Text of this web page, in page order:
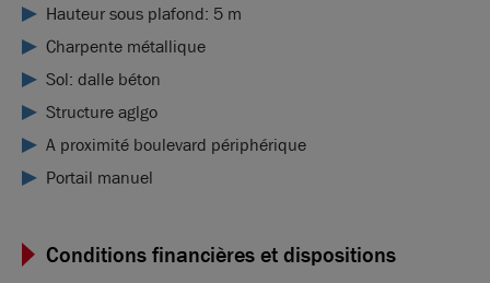
Hauteur sous plafond: 5 m
Charpente métallique
Sol: dalle béton
Structure aglgo
A proximité boulevard périphérique
Portail manuel
Conditions financières et dispositions